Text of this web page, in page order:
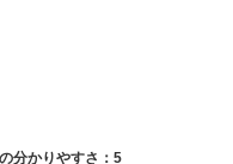
分かりやすさ：5